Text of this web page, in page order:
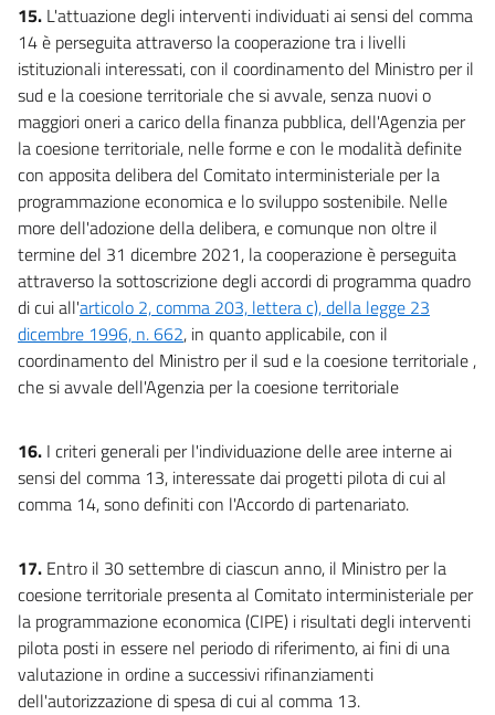
15. L'attuazione degli interventi individuati ai sensi del comma
14 è perseguita attraverso la cooperazione tra i livelli
istituzionali interessati, con il coordinamento del Ministro per il
sud e la coesione territoriale che si avvale, senza nuovi o
maggiori oneri a carico della finanza pubblica, dell'Agenzia per
la coesione territoriale, nelle forme e con le modalità definite
con apposita delibera del Comitato interministeriale per la
programmazione economica e lo sviluppo sostenibile. Nelle
more dell'adozione della delibera, e comunque non oltre il
termine del 31 dicembre 2021, la cooperazione è perseguita
attraverso la sottoscrizione degli accordi di programma quadro
di cui all'articolo 2, comma 203, lettera c), della legge 23
dicembre 1996, n. 662, in quanto applicabile, con il
coordinamento del Ministro per il sud e la coesione territoriale ,
che si avvale dell'Agenzia per la coesione territoriale
16. I criteri generali per l'individuazione delle aree interne ai
sensi del comma 13, interessate dai progetti pilota di cui al
comma 14, sono definiti con l'Accordo di partenariato.
17. Entro il 30 settembre di ciascun anno, il Ministro per la
coesione territoriale presenta al Comitato interministeriale per
la programmazione economica (CIPE) i risultati degli interventi
pilota posti in essere nel periodo di riferimento, ai fini di una
valutazione in ordine a successivi rifinanziamenti
dell'autorizzazione di spesa di cui al comma 13.